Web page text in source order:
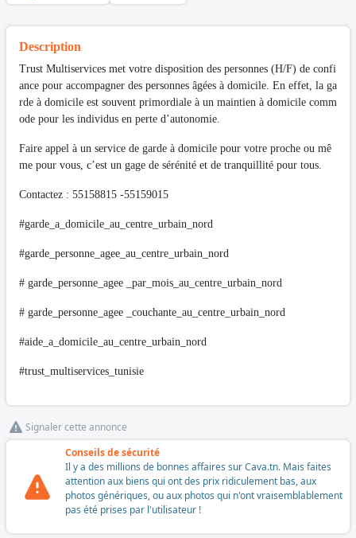
Description
Trust Multiservices met votre disposition des personnes (H/F) de confi
ance pour accompagner des personnes âgées à domicile. En effet, la ga
rde à domicile est souvent primordiale à un maintien à domicile comm
ode pour les individus en perte d’autonomie.
Faire appel à un service de garde à domicile pour votre proche ou mê
me pour vous, c’est un gage de sérénité et de tranquillité pour tous.
Contactez : 55158815 -55159015
#garde_a_domicile_au_centre_urbain_nord
#garde_personne_agee_au_centre_urbain_nord
# garde_personne_agee _par_mois_au_centre_urbain_nord
# garde_personne_agee _couchante_au_centre_urbain_nord
#aide_a_domicile_au_centre_urbain_nord
#trust_multiservices_tunisie
Signaler cette annonce
Conseils de sécurité
Il y a des millions de bonnes affaires sur Cava.tn. Mais faites
attention aux biens qui ont des prix ridiculement bas, aux
photos génériques, ou aux photos qui n'ont vraisemblablement
pas été prises par l'utilisateur !